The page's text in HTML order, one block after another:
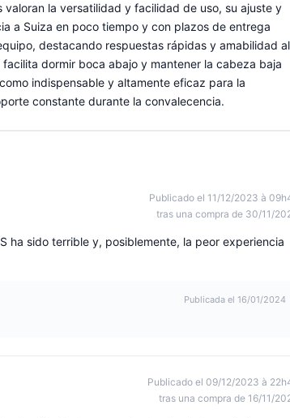
la versatilidad y facilidad de uso, su ajuste y
a Suiza en poco tiempo y con plazos de entrega
destacando respuestas rápidas y amabilidad al
dormir boca abajo y mantener la cabeza baja
indispensable y altamente eficaz para la
constante durante la convalecencia.
Publicado el 11/12/2023 à
tras una compra de 30/11/
ha sido terrible y, posiblemente, la peor experiencia
Publicada el 16/01/2024
Publicado el 09/12/2023 à
tras una compra de 16/11/